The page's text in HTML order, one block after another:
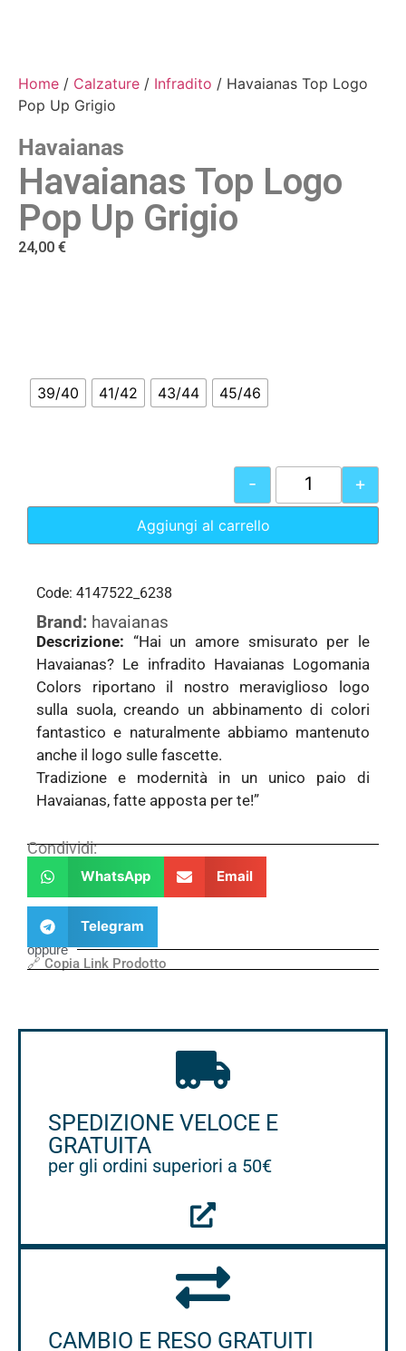
Home / Calzature / Infradito / Havaianas Top Logo
Pop Up Grigio
Havaianas
Havaianas Top Logo
Pop Up Grigio
24,00 €
39/40 41/42 43/44 45/46
- +
Aggiungi al carrello
Code: 4147522_6238
Brand: havaianas
Descrizione: “Hai un amore smisurato per le
Havaianas? Le infradito Havaianas Logomania
Colors riportano il nostro meraviglioso logo
sulla suola, creando un abbinamento di colori
fantastico e naturalmente abbiamo mantenuto
anche il logo sulle fascette.
Tradizione e modernità in un unico paio di
Havaianas, fatte apposta per te!”
Condividi:
WhatsApp Email
Telegram
oppure
🔗 Copia Link Prodotto
SPEDIZIONE VELOCE E
GRATUITA
per gli ordini superiori a 50€
CAMBIO E RESO GRATUITI